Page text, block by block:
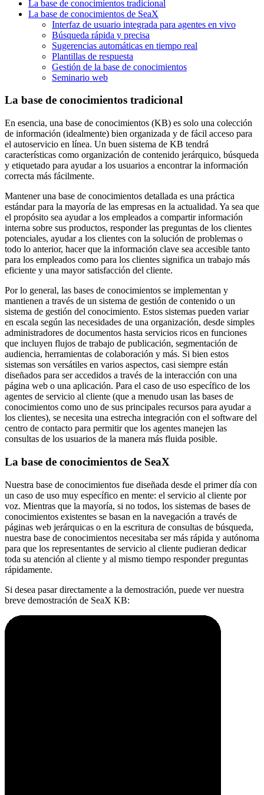
La base de conocimientos tradicional
La base de conocimientos de SeaX
Interfaz de usuario integrada para agentes en vivo
Búsqueda rápida y precisa
Sugerencias automáticas en tiempo real
Plantillas de respuesta
Gestión de la base de conocimientos
Seminario web
La base de conocimientos tradicional
En esencia, una base de conocimientos (KB) es solo una colección
de información (idealmente) bien organizada y de fácil acceso para
el autoservicio en línea. Un buen sistema de KB tendrá
características como organización de contenido jerárquico, búsqueda
y etiquetado para ayudar a los usuarios a encontrar la información
correcta más fácilmente.
Mantener una base de conocimientos detallada es una práctica
estándar para la mayoría de las empresas en la actualidad. Ya sea que
el propósito sea ayudar a los empleados a compartir información
interna sobre sus productos, responder las preguntas de los clientes
potenciales, ayudar a los clientes con la solución de problemas o
todo lo anterior, hacer que la información clave sea accesible tanto
para los empleados como para los clientes significa un trabajo más
eficiente y una mayor satisfacción del cliente.
Por lo general, las bases de conocimientos se implementan y
mantienen a través de un sistema de gestión de contenido o un
sistema de gestión del conocimiento. Estos sistemas pueden variar
en escala según las necesidades de una organización, desde simples
administradores de documentos hasta servicios ricos en funciones
que incluyen flujos de trabajo de publicación, segmentación de
audiencia, herramientas de colaboración y más. Si bien estos
sistemas son versátiles en varios aspectos, casi siempre están
diseñados para ser accedidos a través de la interacción con una
página web o una aplicación. Para el caso de uso específico de los
agentes de servicio al cliente (que a menudo usan las bases de
conocimientos como uno de sus principales recursos para ayudar a
los clientes), se necesita una estrecha integración con el software del
centro de contacto para permitir que los agentes manejen las
consultas de los usuarios de la manera más fluida posible.
La base de conocimientos de SeaX
Nuestra base de conocimientos fue diseñada desde el primer día con
un caso de uso muy específico en mente: el servicio al cliente por
voz. Mientras que la mayoría, si no todos, los sistemas de bases de
conocimientos existentes se basan en la navegación a través de
páginas web jerárquicas o en la escritura de consultas de búsqueda,
nuestra base de conocimientos necesitaba ser más rápida y autónoma
para que los representantes de servicio al cliente pudieran dedicar
toda su atención al cliente y al mismo tiempo responder preguntas
rápidamente.
Si desea pasar directamente a la demostración, puede ver nuestra
breve demostración de SeaX KB: